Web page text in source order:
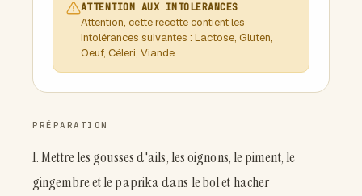
ATTENTION AUX INTOLERANCES
Attention, cette recette contient les
intolérances suivantes : Lactose, Gluten,
Oeuf, Céleri, Viande
PRÉPARATION
1. Mettre les gousses d'ails, les oignons, le piment, le
gingembre et le paprika dans le bol et hacher